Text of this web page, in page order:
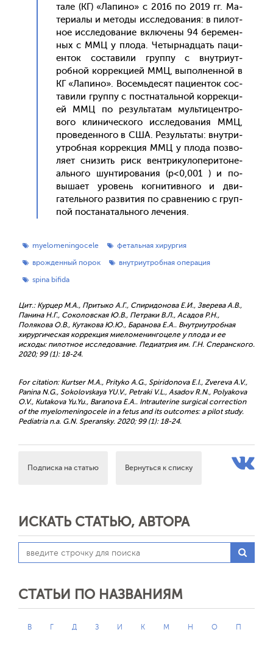
тале (КГ) «Ла­пино» с 2016 по 2019 гг. Ма­
тери­алы и ме­тоды ис­сле­дова­ния: в пи­лот­
ное ис­сле­дова­ние вклю­чены 94 бе­ремен­
ных с ММЦ у пло­да. Че­тыр­надцать па­ци­
ен­ток сос­та­вили груп­пу с внут­ри­ут­
робной кор­рекци­ей ММЦ, вы­пол­ненной в
КГ «Ла­пино». Во­семь­де­сят па­ци­ен­ток сос­
та­вили груп­пу с пос­тна­таль­ной кор­рекци­
ей ММЦ по ре­зуль­та­там муль­ти­цен­тро­
вого кли­ничес­ко­го ис­сле­дова­ния ММЦ,
про­веден­но­го в США. Ре­зуль­та­ты: внут­ри­
ут­робная кор­рекция ММЦ у пло­да поз­во­
ля­ет сни­зить риск вен­три­куло­пери­тоне­
аль­но­го шун­ти­рова­ния (р<0,001 ) и по­
выша­ет уро­вень ког­ни­тив­но­го и дви­
гатель­но­го раз­ви­тия по срав­не­нию с груп­
пой пос­та­наталь­но­го ле­чения.
myelomeningocele
фетальная хирургия
врожденный порок
внутриутробная операция
spina bifida
Цит.: Курцер М.А., Притыко А.Г., Спиридонова Е.И., Зверева А.В.,
Панина Н.Г., Соколовская Ю.В., Петраки В.Л., Асадов Р.Н.,
Полякова О.В., Кутакова Ю.Ю., Баранова Е.А.. Внутриутробная
хирургическая коррекция миеломенингоцеле у плода и ее
исходы: пилотное исследование. Педиатрия им. Г.Н. Сперанского.
2020; 99 (1): 18-24.
For citation: Kurtser M.A., Prityko А.G., Spiridonova E.I., Zvereva A.V.,
Panina N.G., Sokolovskaya YU.V., Petraki V.L., Asadov R.N., Polyakova
O.V., Kutakova Yu.Yu., Baranova E.A.. Intrauterine surgical correction
of the myelomeningocele in a fetus and its outcomes: a pilot study.
Pediatria n.a. G.N. Speransky. 2020; 99 (1): 18-24.
Подписка на статью Вернуться к списку
ИСКАТЬ СТАТЬЮ, АВТОРА
СТАТЬИ ПО НАЗВАНИЯМ
В Г Д З И К М Н О П